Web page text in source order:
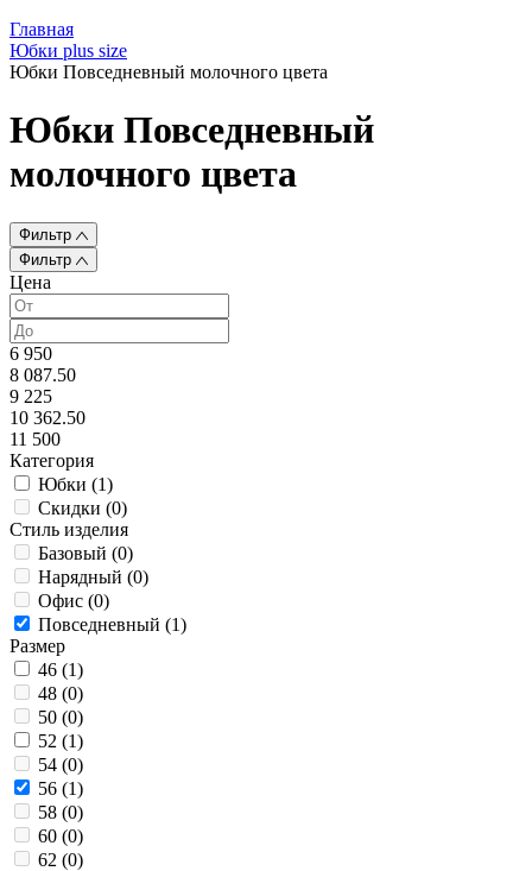
Главная
Юбки plus size
Юбки Повседневный молочного цвета
Юбки Повседневный
молочного цвета
Фильтр
Фильтр
Цена
6 950
8 087.50
9 225
10 362.50
11 500
Категория
Юбки (1)
Скидки (0)
Стиль изделия
Базовый (0)
Нарядный (0)
Офис (0)
Повседневный (1)
Размер
46 (1)
48 (0)
50 (0)
52 (1)
54 (0)
56 (1)
58 (0)
60 (0)
62 (0)